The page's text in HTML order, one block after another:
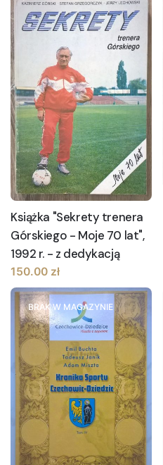
Książka "Sekrety trenera
Górskiego - Moje 70 lat",
1992 r. - z dedykacją
150.00 zł
BRAK W MAGAZYNIE